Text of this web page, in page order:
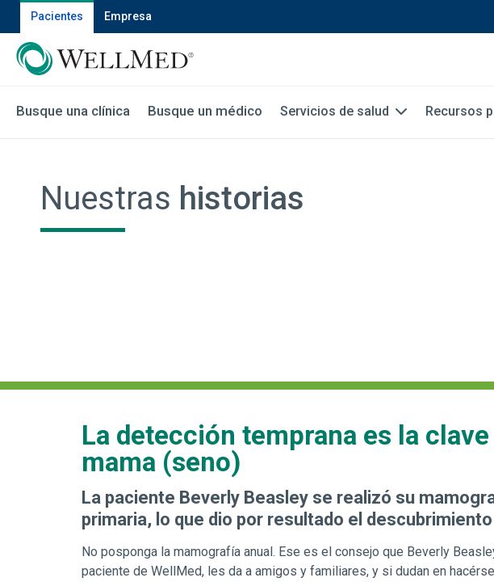
Pacientes Empresa
Busque una clínica Busque un médico Servicios de salud Recursos
Nuestras historias
La detección temprana es la
mama (seno)
La paciente Beverly Beasley se realizó su
primaria, lo que dio por resultado el
No posponga la mamografía anual. Ese es el consejo que Beverly
paciente de WellMed, les da a amigos y familiares, y si dudan en